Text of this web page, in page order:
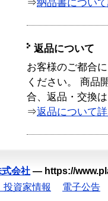
⇒納品書につい
返品について
お客様のご都合
ください。 商品
合、返品・交換
⇒返品について
会社 — https://
投資家情報 電子公告